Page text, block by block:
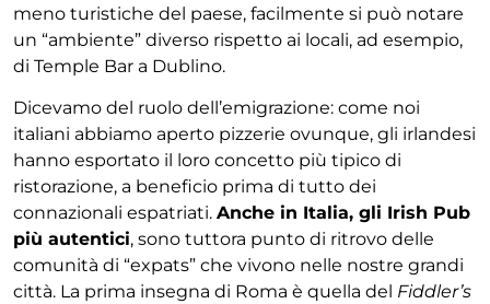
meno turistiche del paese, facilmente si può notare
un “ambiente” diverso rispetto ai locali, ad esempio,
di Temple Bar a Dublino.
Dicevamo del ruolo dell’emigrazione: come noi
italiani abbiamo aperto pizzerie ovunque, gli irlandesi
hanno esportato il loro concetto più tipico di
ristorazione, a beneficio prima di tutto dei
connazionali espatriati. Anche in Italia, gli Irish Pub
più autentici, sono tuttora punto di ritrovo delle
comunità di “expats” che vivono nelle nostre grandi
città. La prima insegna di Roma è quella del Fiddler’s